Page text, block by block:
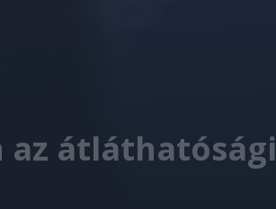
az átláthatósági